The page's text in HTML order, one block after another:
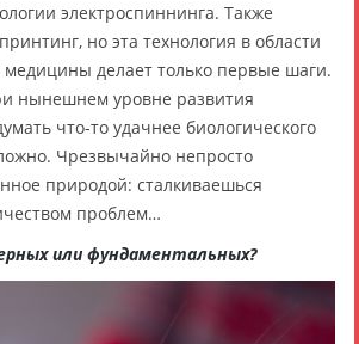
электроспиннинга. Также
но эта технология в области
медицины делает только первые шаги.
нынешнем уровне развития
что-то удачнее биологического
Чрезвычайно непросто
природой: сталкиваешься
проблем…
или фундаментальных?